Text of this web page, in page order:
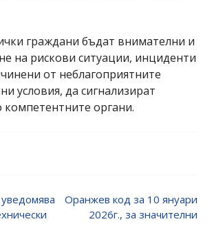
граждани бъдат внимателни и
на рискови ситуации, инциденти
от неблагоприятните
условия, да сигнализират
органи.
Оранжев код за 10 януари
2026г., за значителни